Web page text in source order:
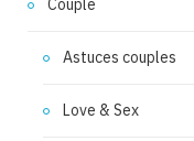
Couple
Astuces couples
Love & Sex